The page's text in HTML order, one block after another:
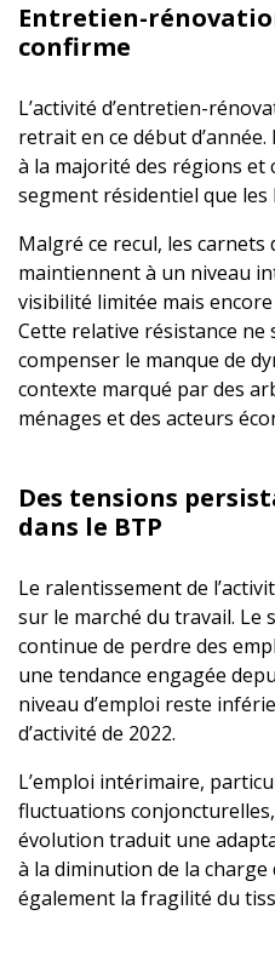
Entretien-
confirme
L’activité d’entretien-
retrait en ce début d’année.
à la majorité des régions et
segment résidentiel que
Malgré ce recul, les carnets
maintiennent à un niveau
visibilité limitée mais
Cette relative résistance ne
compenser le manque de
contexte marqué par des
ménages et des acteurs
Des tensions
dans le BTP
Le ralentissement de
sur le marché du travail. Le
continue de perdre des
une tendance engagée
niveau d’emploi reste
d’activité de 2022.
L’emploi intérimaire,
fluctuations
évolution traduit une
à la diminution de la
également la fragilité du